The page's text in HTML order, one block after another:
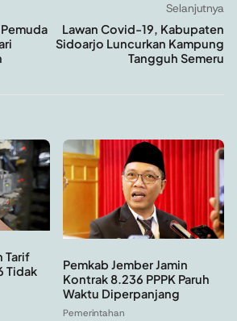
Selanjutnya
Lawan Covid-19, Kabupaten
Sidoarjo Luncurkan Kampung
Tangguh Semeru
Tarif
Tidak
Pemkab Jember Jamin
Kontrak 8.236 PPPK Paruh
Waktu Diperpanjang
Pemerintahan